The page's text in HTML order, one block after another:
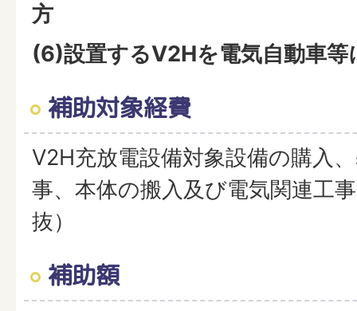
方
(6)設置するV2Hを電気自動車等
補助対象経費
V2H充放電設備対象設備の購入
事、本体の搬入及び電気関連工
抜）
補助額